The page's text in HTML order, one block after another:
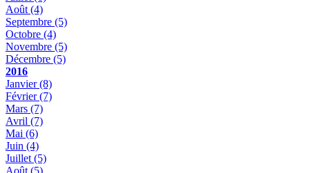
Août (4)
Septembre (5)
Octobre (4)
Novembre (5)
Décembre (5)
2016
Janvier(8)
Février(7)
Mars (7)
Avril (7)
Mai (6)
Juin (4)
Juillet (5)
Août (5)